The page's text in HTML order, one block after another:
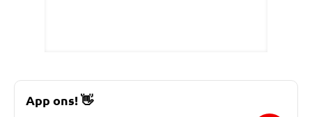
App ons!👋